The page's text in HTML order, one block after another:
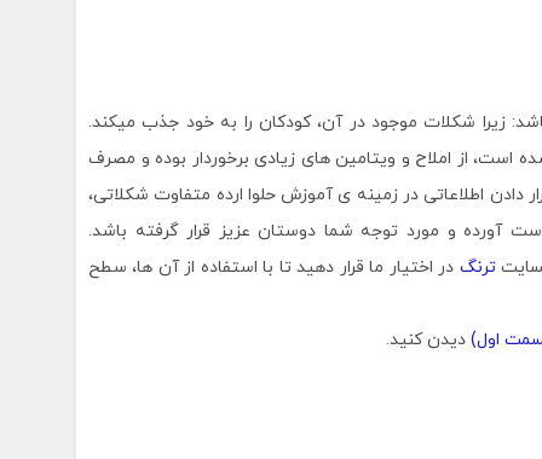
زیرا شکلات موجود در آن، کودکان را به خود جذب میکند.
است، از املاح و ویتامین های زیادی برخوردار بوده و مصرف
دادن اطلاعاتی در زمینه ی آموزش حلوا ارده متفاوت شکلاتی،
آورده و مورد توجه شما دوستان عزیز قرار گرفته باشد.
ترنگ در اختیار ما قرار دهید تا با استفاده از آن ها، سطح
اول) دیدن کنید.